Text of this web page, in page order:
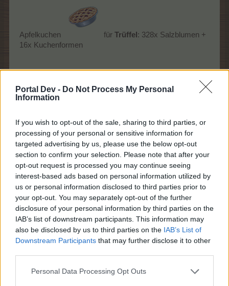
Portal Dev - Do Not Process My Personal
Information
If you wish to opt-out of the sale, sharing to third parties, or
processing of your personal or sensitive information for
targeted advertising by us, please use the below opt-out
section to confirm your selection. Please note that after your
opt-out request is processed you may continue seeing
interest-based ads based on personal information utilized by
us or personal information disclosed to third parties prior to
your opt-out. You may separately opt-out of the further
disclosure of your personal information by third parties on the
IAB’s list of downstream participants. This information may
also be disclosed by us to third parties on the IAB’s List of
Downstream Participants that may further disclose it to other
Personal Data Processing Opt Outs
Apfelkuchen für Trüffel : 328x Salzblumen +
16x Kuchenformen
Zwiebel-Quiche
Trüffel (1 Fortschritt) Berta (2 Fortschritte)haben
unterschiedliche Zeitfenster zum bespaßen und
somit auch unterschiedliche Gewinne.
113 Stufen braucht man für alles und 100 würden bis zur
Wolke.
Benötigte Mengen für alles:
113 x 328 Salzblumen = 37.064
113 x 16 Kuchenformen = 1.808
Nimmt man Trüffel braucht man 113 Apfelkuchen zum
benötigt.